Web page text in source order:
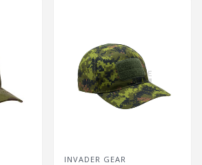
INVADER GEAR